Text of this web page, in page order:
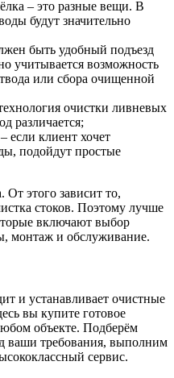
– это разные вещи. В
будут значительно
быть удобный подъезд
учитывается возможность
или сбора очищенной
очистки ливневых
различается;
если клиент хочет
подойдут простые
От этого зависит то,
стоков. Поэтому лучше
включают выбор
монтаж и обслуживание.
и устанавливает очистные
вы купите готовое
объекте. Подберём
ваши требования, выполним
сервис.